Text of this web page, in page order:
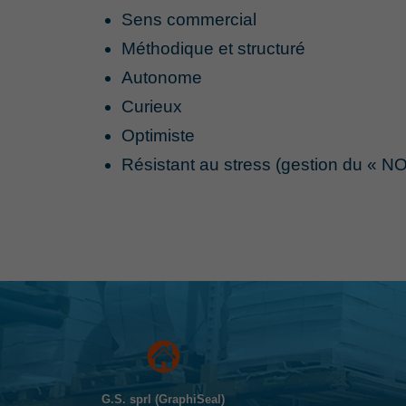
Sens commercial
Méthodique et structuré
Autonome
Curieux
Optimiste
Résistant au stress (gestion du «
G.S. sprl (GraphiSeal)